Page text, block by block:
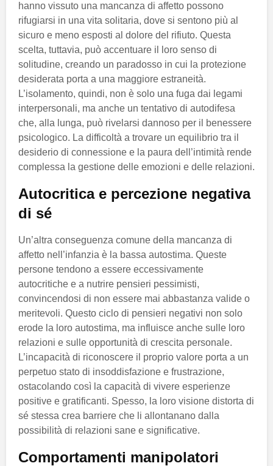
hanno vissuto una mancanza di affetto possono
rifugiarsi in una vita solitaria, dove si sentono più al
sicuro e meno esposti al dolore del rifiuto. Questa
scelta, tuttavia, può accentuare il loro senso di
solitudine, creando un paradosso in cui la protezione
desiderata porta a una maggiore estraneità.
L’isolamento, quindi, non è solo una fuga dai legami
interpersonali, ma anche un tentativo di autodifesa
che, alla lunga, può rivelarsi dannoso per il benessere
psicologico. La difficoltà a trovare un equilibrio tra il
desiderio di connessione e la paura dell’intimità rende
complessa la gestione delle emozioni e delle relazioni.
Autocritica e percezione negativa
di sé
Un’altra conseguenza comune della mancanza di
affetto nell’infanzia è la bassa autostima. Queste
persone tendono a essere eccessivamente
autocritiche e a nutrire pensieri pessimisti,
convincendosi di non essere mai abbastanza valide o
meritevoli. Questo ciclo di pensieri negativi non solo
erode la loro autostima, ma influisce anche sulle loro
relazioni e sulle opportunità di crescita personale.
L’incapacità di riconoscere il proprio valore porta a un
perpetuo stato di insoddisfazione e frustrazione,
ostacolando così la capacità di vivere esperienze
positive e gratificanti. Spesso, la loro visione distorta di
sé stessa crea barriere che li allontanano dalla
possibilità di relazioni sane e significative.
Comportamenti manipolatori